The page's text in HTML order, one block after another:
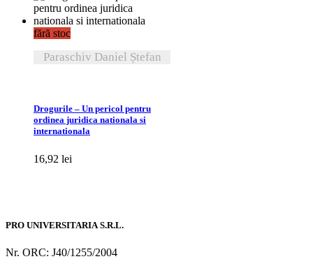
fără stoc
Paraschiv Daniel Ștefan
Drogurile – Un pericol pentru
ordinea juridica nationala si
internationala
16,92 lei
PRO UNIVERSITARIA S.R.L.
Nr. ORC: J40/1255/2004